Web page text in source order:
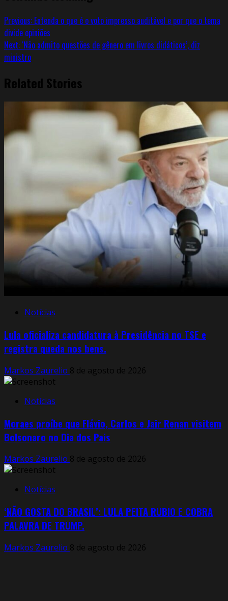
Previous: Entenda o que é o voto impresso auditável e por que o tema
divide opiniões
Next: ‘Não admito questões de gênero em livros didáticos’, diz
ministro
Related Stories
Notícias
Lula oficializa candidatura à Presidência no TSE e
registra queda nos bens.
Markos Zaurelio 8 de agosto de 2026
Notícias
Moraes proíbe que Flávio, Carlos e Jair Renan visitem
Bolsonaro no Dia dos Pais
Markos Zaurelio 8 de agosto de 2026
Notícias
‘NÃO GOSTA DO BRASIL’: LULA PEITA RUBIO E COBRA
PALAVRA DE TRUMP.
Markos Zaurelio 8 de agosto de 2026